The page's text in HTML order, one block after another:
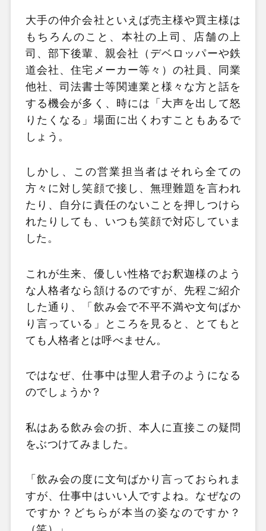
大手の仲介会社といえば売主様や買主様は
もちろんのこと、本社の上司、店舗の上
司、部下後輩、親会社（デベロッパーや鉄
道会社、住宅メーカー等々）の社員、同業
他社、司法書士等関連業と様々な方と話を
する機会が多く、時には「大声を出して怒
りたくなる」場面に出くわすこともあるで
しょう。
しかし、この営業担当者はそれら全ての
方々に対し笑顔で接し、無理難題を言われ
たり、自分に責任のないことを押しつけら
れたりしても、いつも笑顔で対応していま
した。
これが生来、優しい性格でお釈迦様のよう
な人格者なら頷けるのですが、先程ご紹介
した通り、「飲み会で不平不満や文句ばか
り言っている」ところを見ると、とてもと
ても人格者とは呼べません。
ではなぜ、仕事中は聖人君子のようになる
のでしょうか？
私はある飲み会の折、本人に直接この疑問
をぶつけてみました。
「飲み会の度に文句ばかり言っておられま
すが、仕事中はいい人ですよね。なぜなの
ですか？どちらが本当の姿なのですか？